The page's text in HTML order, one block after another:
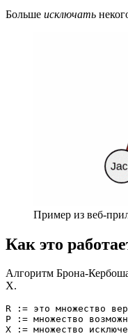
Больше исключать
Пример из веб-
Как это
Алгоритм Брона-
X.
R := это множество
P := множество
X := множество